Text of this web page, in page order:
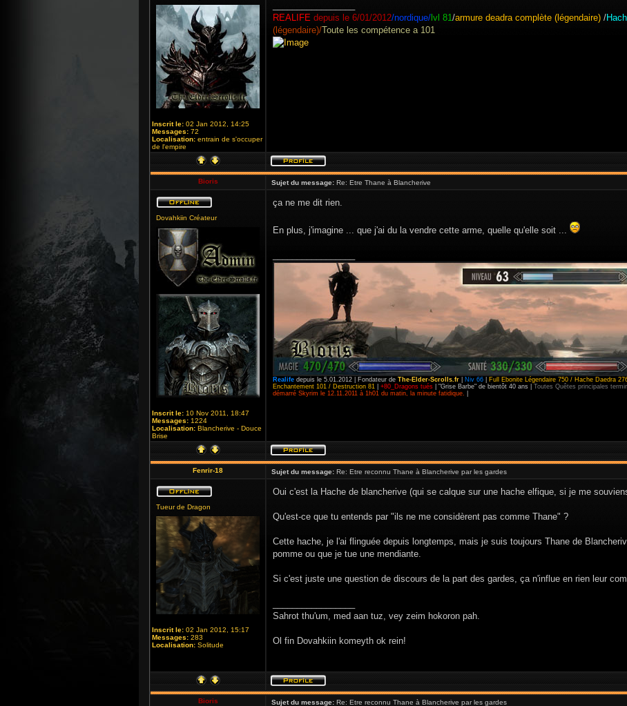
Inscrit le: 02 Jan 2012, 14:25
Messages: 72
Localisation: entrain de s'occuper
de l'empire
REALIFE depuis le 6/01/2012/nordique/ lvl 81/armure deadra complète (légendaire) /
(légendaire)/Toute les compétence a 101
Bioris Sujet du message: Re: Etre Thane à Blancherive
Dovahkiin Créateur
Inscrit le: 10 Nov 2011, 18:47
Messages: 1224
Localisation: Blancherive - Douce
Brise
ça ne me dit rien.
En plus, j'imagine ... que j'ai du la vendre cette arme, quelle qu'elle soit ...
Realife depuis le 5.01.2012 | Fondateur de The-Elder-Scrolls.fr Niv 66
Full Ebonite Légendaire 750 / Hache Daedra
Enchantement 101 / Destruction 81
+80_Dragons tués | "Grise Barbe" de bientôt 40 ans | Toutes Quêtes principales
démarré Skyrim le 12.11.2011 à 1h01 du matin, la minute fatidique.
Fenrir-18 Sujet du message: Re: Etre reconnu Thane à Blancherive par les gardes
Tueur de Dragon
Inscrit le: 02 Jan 2012, 15:17
Messages: 283
Localisation: Solitude
Oui c'est la Hache de blancherive (qui se calque sur une hache elfique, si je me
Qu'est-ce que tu entends par "ils ne me considèrent pas comme Thane" ?
Cette hache, je l'ai flinguée depuis longtemps, mais je suis toujours Thane de
pomme ou que je tue une mendiante.
Si c'est juste une question de discours de la part des gardes, ça n'influe en rien leur
Sahrot thu'um, med aan tuz, vey zeim hokoron pah.
Ol fin Dovahkiin komeyth ok rein!
Bioris Sujet du message: Re: Etre reconnu Thane à Blancherive par les gardes